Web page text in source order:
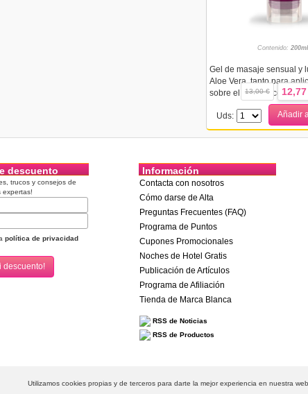
Contenido:
Gel de masaje sensual y
Aloe Vera, tanto para
sobre el cuerpo, co...
13,00 €
Uds: Añadir
descuento
trucos y consejos de
expertas!
política de privacidad
Información
Contacta con nosotros
Cómo darse de Alta
Preguntas Frecuentes (FAQ)
Programa de Puntos
Cupones Promocionales
Noches de Hotel Gratis
Publicación de Artículos
Programa de Afiliación
Tienda de Marca Blanca
RSS de Noticias
RSS de Productos
2026 © Todos los derechos reservados
Preservativos
Preservativos personalizados
Utilizamos cookies propias y de terceros para darte la mejor experiencia en nuestra